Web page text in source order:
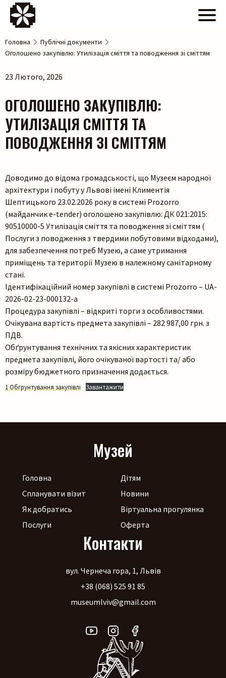
Пошук на сайті
Головна
Публічні документи
Оголошено закупівлю: Утилізація сміття та поводження зі сміттям
23 Лютого, 2026
ОГОЛОШЕНО ЗАКУПІВЛЮ:
УТИЛІЗАЦІЯ СМІТТЯ ТА
ПОВОДЖЕННЯ ЗІ СМІТТЯМ
Доводимо до відома громадськості, що Музеєм народної
архітектури і побуту у Львові імені Климентія
Шептицького 23.02.2026 року в системі Prozorro
(майданчик e-tender) оголошено закупівлю: ДК 021:2015:
90510000-5 Утилізація сміття та поводження зі сміттям (
Послуги з поводження з твердими побутовими відходами),
для забезпечення потреб Музею, а саме утримання
приміщень та території Музею в належному санітарному
стані.
Ідентифікаційний номер закупівлі в системі Prozorro – UA-
2026-02-23-000132-a
Процедура закупівлі – відкриті торги з особливостями.
Очікувана вартість предмета закупівлі – 282 987,00 грн. з
ПДВ.
Обґрунтування технічних та якісних характеристик
предмета закупівлі, його очікуваної вартості та/ або
розміру бюджетного призначення додається.
1 Обгрунтування закупівлі Завантажити
Музей
Головна
Спланувати візит
Як добратись
Послуги
Дітям
Новини
Віртуальна прогулянка
Оферта
Контакти
вул. Чернеча гора, 1, Львів
+38 (068) 525 91 85
museumlviv@gmail.com